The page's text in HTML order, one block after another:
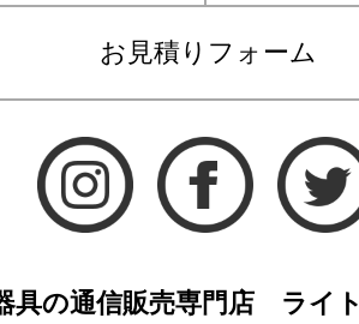
お見積りフォーム
具の通信販売専門店 ライ